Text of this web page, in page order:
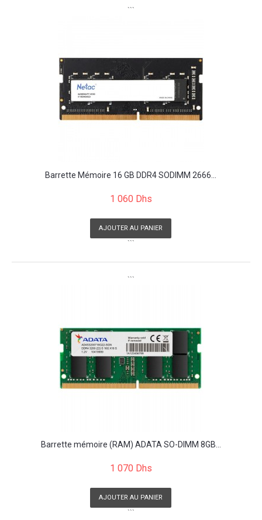
```
Barrette Mémoire 16 GB DDR4 SODIMM 2666...
1 060 Dhs
AJOUTER AU PANIER
```
```
Barrette mémoire (RAM) ADATA SO-DIMM 8GB...
1 070 Dhs
AJOUTER AU PANIER
```